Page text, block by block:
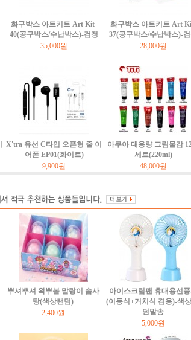
화구박스 아트키트 Art Kit-
40(공구박스/수납박스)-검정
35,000원
화구박스 아트키트 Art
37(공구박스/수납박스)-
28,000원
X'tra 유선 C타입 오픈형 줄 이
어폰 EP01(화이트)
9,900원
아쿠아 대용량 그림물감
세트(220ml)
48,000원
뿌셔뿌셔 왁뿌볼 말랑이 솜사
탕(색상랜덤)
2,400원
아이스크림팬 휴대용선풍
(이동식+거치식 겸용)-색
덤발송
5,000원